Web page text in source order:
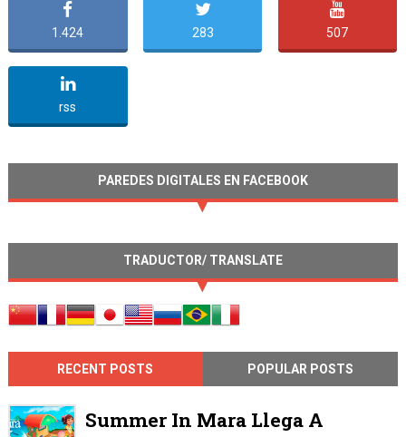
1.424 283 507
rss
PAREDES DIGITALES EN FACEBOOK
TRADUCTOR/ TRANSLATE
RECENT POSTS POPULAR POSTS
Summer In Mara Llega A